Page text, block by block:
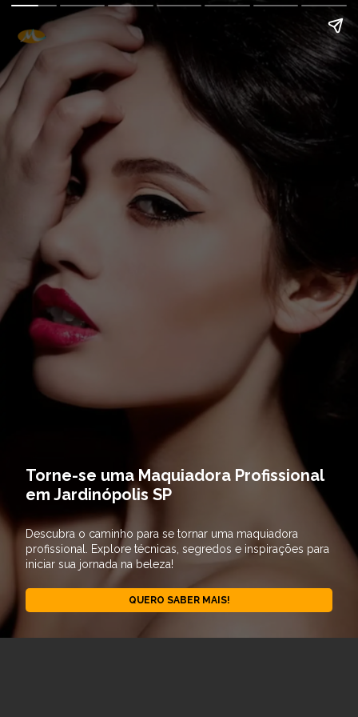
Torne-se uma Maquiadora Profissional
em Jardinópolis SP
Descubra o caminho para se tornar uma maquiadora
profissional. Explore técnicas, segredos e inspirações para
iniciar sua jornada na beleza!
QUERO SABER MAIS!